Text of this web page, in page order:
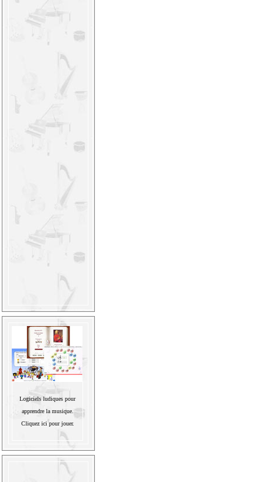
Logiciels ludiques pour
apprendre la musique.
Cliquez ici pour jouer.